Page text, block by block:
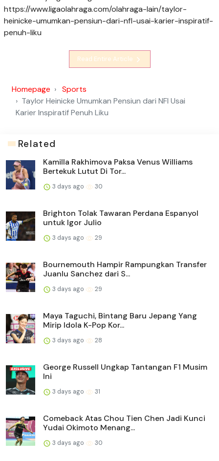
https://www.ligaolahraga.com/olahraga-lain/taylor-
heinicke-umumkan-pensiun-dari-nfl-usai-karier-inspiratif-
penuh-liku
Read Entire Article
Homepage
Sports
Taylor Heinicke Umumkan Pensiun dari NFl Usai
Karier Inspiratif Penuh Liku
Related
Kamilla Rakhimova Paksa Venus Williams
Bertekuk Lutut Di Tor...
3 days ago 30
Brighton Tolak Tawaran Perdana Espanyol
untuk Igor Julio
3 days ago 29
Bournemouth Hampir Rampungkan Transfer
Juanlu Sanchez dari S...
3 days ago 29
Maya Taguchi, Bintang Baru Jepang Yang
Mirip Idola K-Pop Kor...
3 days ago 28
George Russell Ungkap Tantangan F1 Musim
Ini
3 days ago 31
Comeback Atas Chou Tien Chen Jadi Kunci
Yudai Okimoto Menang...
3 days ago 30